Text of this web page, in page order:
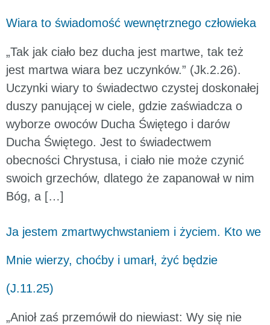
Wiara to świadomość wewnętrznego człowieka
„Tak jak ciało bez ducha jest martwe, tak też
jest martwa wiara bez uczynków.” (Jk.2.26).
Uczynki wiary to świadectwo czystej doskonałej
duszy panującej w ciele, gdzie zaświadcza o
wyborze owoców Ducha Świętego i darów
Ducha Świętego. Jest to świadectwem
obecności Chrystusa, i ciało nie może czynić
swoich grzechów, dlatego że zapanował w nim
Bóg, a […]
Ja jestem zmartwychwstaniem i życiem. Kto we
Mnie wierzy, choćby i umarł, żyć będzie
(J.11.25)
„Anioł zaś przemówił do niewiast: Wy się nie